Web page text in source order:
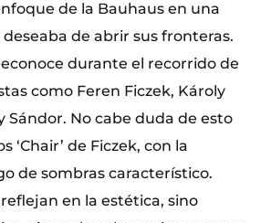
de la Bauhaus en una
de abrir sus fronteras.
durante el recorrido de
como Feren Ficzek, Károly
Sándor. No cabe duda de esto
‘Chair’ de Ficzek, con la
de sombras característico.
en la estética, sino